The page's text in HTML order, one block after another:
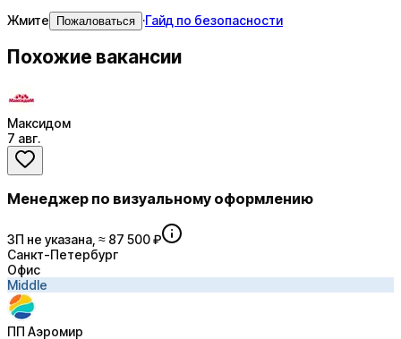
Жмите
Пожаловаться ·Гайд по безопасности
Похожие вакансии
Максидом
7 авг.
Менеджер по визуальному оформлению
ЗП не указана, ≈ 87 500 ₽
Санкт-Петербург
Офис
Middle
ПП Аэромир